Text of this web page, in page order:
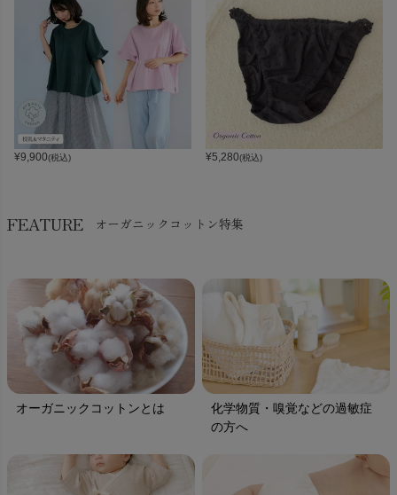
¥9,900(税込) ¥5,280(税込)
FEATURE オーガニックコットン特集
オーガニックコットンとは
化学物質・嗅覚などの過敏症
の方へ